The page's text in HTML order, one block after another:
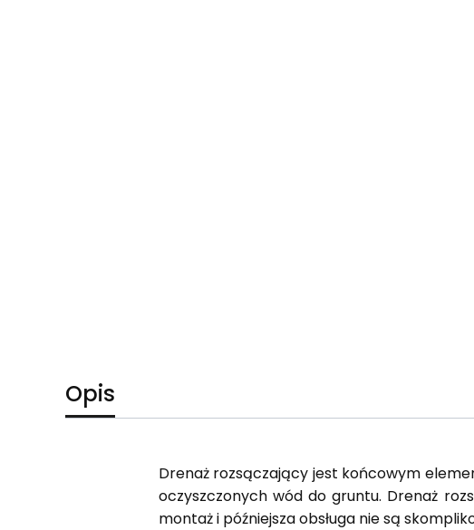
Opis
Drenaż rozsączający jest końcowym
oczyszczonych wód do gruntu. Drenaż
montaż i późniejsza obsługa nie są